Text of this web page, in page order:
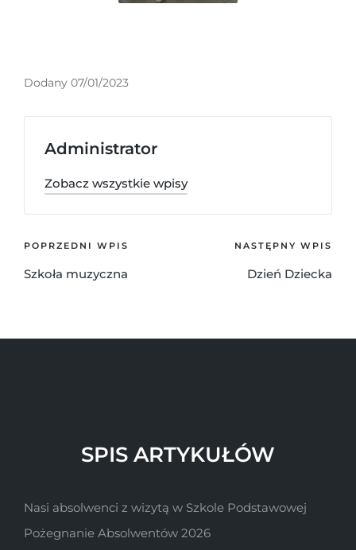
Dodany 07/01/2023
Administrator
Zobacz wszystkie wpisy
POPRZEDNI WPIS
Szkoła muzyczna
NASTĘPNY WPIS
Dzień Dziecka
SPIS ARTYKUŁÓW
Nasi absolwenci z wizytą w Szkole Podstawowej
Pożegnanie Absolwentów 2026